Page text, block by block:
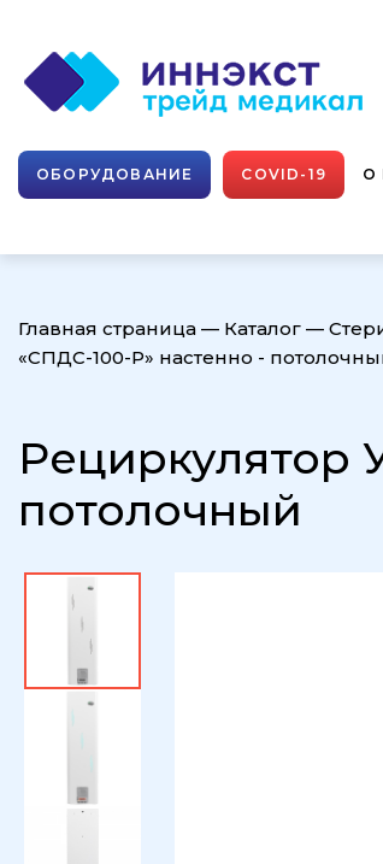
ОБОРУДОВАНИЕ COVID-19 О
Главная страница — Каталог —
«СПДС-100-Р» настенно -
Рециркулятор
потолочный